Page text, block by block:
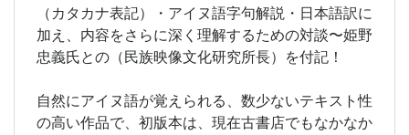
（カタカナ表記）・アイヌ語字句解説・日本語訳に
加え、内容をさらに深く理解するための対談〜姫野
忠義氏との（民族映像文化研究所長）を付記！
自然にアイヌ語が覚えられる、数少ないテキスト性
の高い作品で、初版本は、現在古書店でもなかなか